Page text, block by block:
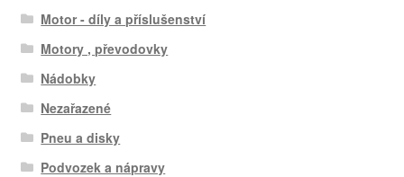
Motor - díly a příslušenství
Motory , převodovky
Nádobky
Nezařazené
Pneu a disky
Podvozek a nápravy